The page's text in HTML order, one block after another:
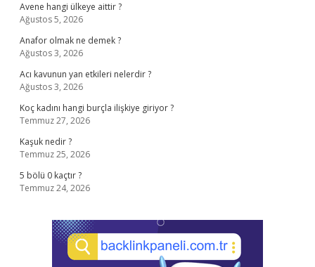
Avene hangi ülkeye aittir ?
Ağustos 5, 2026
Anafor olmak ne demek ?
Ağustos 3, 2026
Acı kavunun yan etkileri nelerdir ?
Ağustos 3, 2026
Koç kadını hangi burçla ilişkiye giriyor ?
Temmuz 27, 2026
Kaşuk nedir ?
Temmuz 25, 2026
5 bölü 0 kaçtır ?
Temmuz 24, 2026